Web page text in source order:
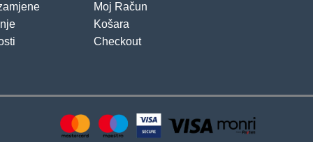
Moj Račun
Košara
Checkout